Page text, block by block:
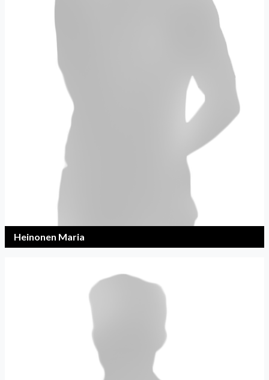
Heinonen Maria